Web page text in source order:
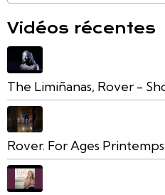
Vidéos récentes
The Limiñanas, Rover -
Rover. For Ages